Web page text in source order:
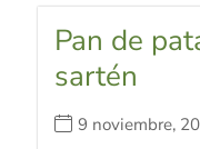
Pan de
sartén
9 noviembre,